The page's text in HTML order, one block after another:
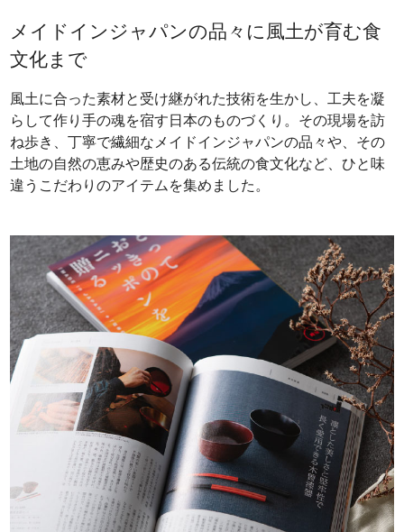
メイドインジャパンの品々に風土が育む食
文化まで
風土に合った素材と受け継がれた技術を生かし、工夫を凝
らして作り手の魂を宿す日本のものづくり。その現場を訪
ね歩き、丁寧で繊細なメイドインジャパンの品々や、その
土地の自然の恵みや歴史のある伝統の食文化など、ひと味
違うこだわりのアイテムを集めました。